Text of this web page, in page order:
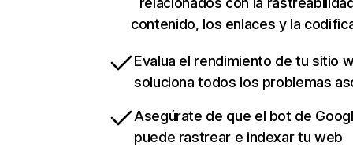
contenido, los enlaces y la
Evalua el rendimiento de tu sitio
soluciona todos los problemas
Asegúrate de que el bot de
puede rastrear e indexar tu web